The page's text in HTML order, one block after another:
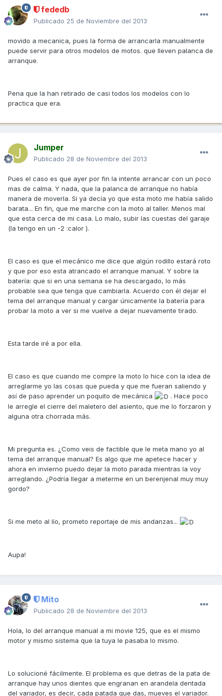
fededb
Publicado 25 de Noviembre del 2013
movido a mecanica, pues la forma de arrancarla manualmente
puede servir para otros modelos de motos. que lleven palanca de
arranque.
Pena que la han retirado de casi todos los modelos con lo
practica que era.
Jumper
Publicado 28 de Noviembre del 2013
Pues el caso es que ayer por fin la intente arrancar con un poco
mas de calma. Y nada, que la palanca de arranque no había
manera de moverla. Si ya decía yo que esta moto me había salido
barata... En fin, que me marche con la moto al taller. Menos mal
que esta cerca de mi casa. Lo malo, subir las cuestas del garaje
(la tengo en un -2 :calor ).
El caso es que el mecánico me dice que algún rodillo estará roto
y que por eso esta atrancado el arranque manual. Y sobre la
batería: que si en una semana se ha descargado, lo más
probable sea que tenga que cambiarla. Acuerdo con él dejar el
tema del arranque manual y cargar únicamente la batería para
probar la moto a ver si me vuelve a dejar nuevamente tirado.
Esta tarde iré a por ella.
El caso es que cuando me compre la moto lo hice con la idea de
arreglarme yo las cosas que pueda y que me fueran saliendo y
así de paso aprender un poquito de mecánica
. Hace poco
le arregle el cierre del maletero del asiento, que me lo forzaron y
alguna otra chorrada más.
Mi pregunta es. ¿Como veis de factible que le meta mano yo al
tema del arranque manual? Es algo que me apetece hacer y
ahora en invierno puedo dejar la moto parada mientras la voy
arreglando. ¿Podría llegar a meterme en un berenjenal muy muy
gordo?
Si me meto al lío, prometo reportaje de mis andanzas...
Aupa!
Mito
Publicado 28 de Noviembre del 2013
Hola, lo del arranque manual a mi movie 125, que es el mismo
motor y mismo sistema que la tuya le pasaba lo mismo.
Lo solucioné fácilmente. El problema es que detras de la pata de
arranque hay unos dientes que engranan en arandela dentada
del variador, es decir, cada patada que das, mueves el variador.